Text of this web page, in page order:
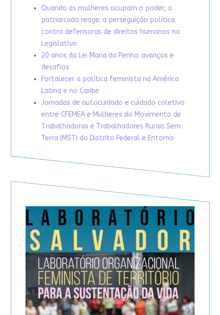
Quando as mulheres ocupam o poder, o
patriarcado reage: a perseguição política
contra defensoras de direitos humanos no
Legislativo
20 anos da Lei Maria da Penha: avanços e
desafios
Fortalecer a política feminista na América
Latina e no Caribe
Jornadas de autocuidado e cuidado coletivo
entre CFEMEA e Mulheres do Movimento de
Trabalhadoras e Trabalhadores Rurais Sem
Terra (MST) do Distrito Federal e Entorno